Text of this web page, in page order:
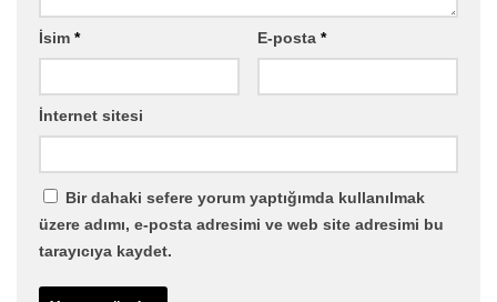
İsim * E-posta *
İnternet sitesi
Bir dahaki sefere yorum yaptığımda kullanılmak
üzere adımı, e-posta adresimi ve web site adresimi bu
tarayıcıya kaydet.